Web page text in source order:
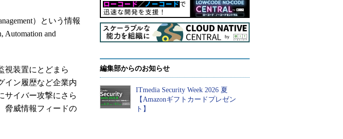
）という情報
and
視装置にとどまら
イン履歴など企業内
サイバー攻撃にさら
脅威情報フィードの
編集部からのお知らせ
ITmedia Security Week 2026 夏
【Amazonギフトカードプレゼン
ト】